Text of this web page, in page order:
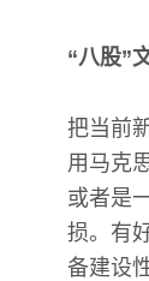
“八股”
把当前
用马克
或者是
损。有
备建设